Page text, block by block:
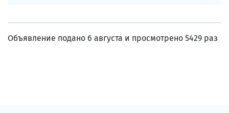
Объявление подано 6 августа и просмотрено 5429 раз